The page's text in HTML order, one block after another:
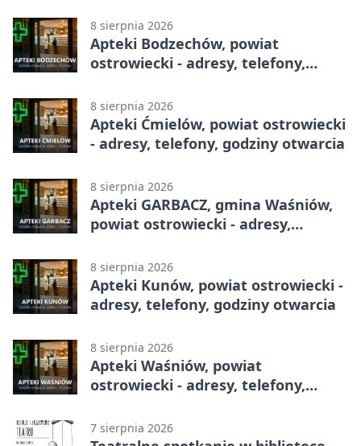
8 sierpnia 2026
Apteki Bodzechów, powiat
ostrowiecki - adresy, telefony,
8 sierpnia 2026
Apteki Ćmielów, powiat ostrowiecki
- adresy, telefony, godziny otwarcia
8 sierpnia 2026
Apteki GARBACZ, gmina Waśniów,
powiat ostrowiecki - adresy,
8 sierpnia 2026
Apteki Kunów, powiat ostrowiecki -
adresy, telefony, godziny otwarcia
8 sierpnia 2026
Apteki Waśniów, powiat
ostrowiecki - adresy, telefony,
7 sierpnia 2026